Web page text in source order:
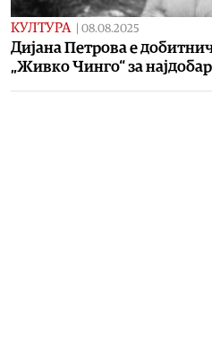
КУЛТУРА | 08.08.2025
Дијана Петрова е
„Живко Чинго“ за